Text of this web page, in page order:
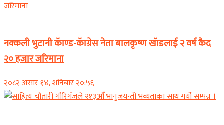
नक्कली भुटानी कॅाण्ड-कॅाग्रेस नेता बालकृष्ण खॅाडलाई २ वर्ष कैद
२० हजार जरिमाना
२०८२ असार १४, शनिबार २०:५६